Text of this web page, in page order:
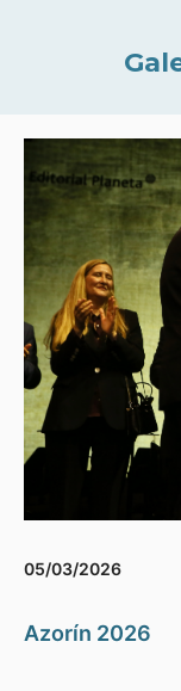
05/03/2026
Azorín 2026